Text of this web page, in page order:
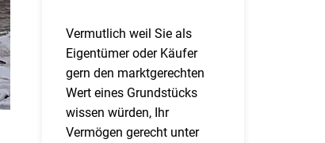
Vermutlich weil Sie als
Eigentümer oder Käufer
gern den marktgerechten
Wert eines Grundstücks
wissen würden, Ihr
Vermögen gerecht unter